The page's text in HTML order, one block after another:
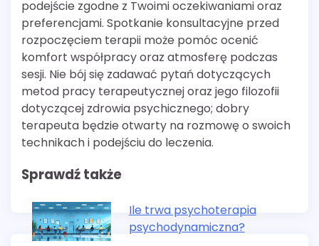
podejście zgodne z Twoimi oczekiwaniami oraz
preferencjami. Spotkanie konsultacyjne przed
rozpoczęciem terapii może pomóc ocenić
komfort współpracy oraz atmosferę podczas
sesji. Nie bój się zadawać pytań dotyczących
metod pracy terapeutycznej oraz jego filozofii
dotyczącej zdrowia psychicznego; dobry
terapeuta będzie otwarty na rozmowę o swoich
technikach i podejściu do leczenia.
Sprawdź także
Ile trwa psychoterapia
psychodynamiczna?